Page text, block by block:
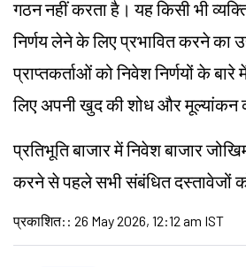
गठन नहीं करता है। यह किसी भी
निर्णय लेने के लिए प्रभावित करने का
प्राप्तकर्ताओं को निवेश निर्णयों के
लिए अपनी खुद की शोध और मूल्यांकन
प्रतिभूति बाजार में निवेश बाजार
करने से पहले सभी संबंधित दस्तावेजों
प्रकाशित: : 26 May 2026, 12:12 am IST